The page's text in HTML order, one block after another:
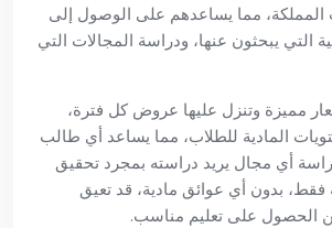
مما يساعدهم على الوصول إلى
التي يبحثون عنها، ودراسة المجالات التي
مميزة وتنزل عليها عروض كل فترة،
المادية للطلاب، مما يساعد أي طالب
أي مجال يريد دراسته بمجرد تحقيق
فقط، بدون أي عوائق مادية، قد تعيق
الحصول على تعليم مناسب.